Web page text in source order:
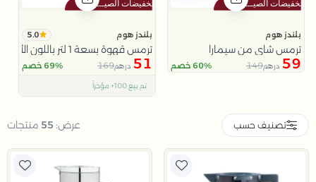
بلندز هوم
ترمس شاي من سيمارا
59 درهم149 60% خصم
بلندز هوم 5.0
ترمس قهوة بسعة 1 لتر باللون الأبيض و الأزرق من هيْدا
51 درهم169 69% خصم
اقل سعر في 30 يوم
تم بيع 100+ مؤخراً
تصنيف حسب عرض: 55 منتجات